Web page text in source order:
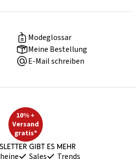
Modeglossar
Meine Bestellung
E-Mail schreiben
10% +
Versand
gratis*
gibt es mehr
Sales Trends